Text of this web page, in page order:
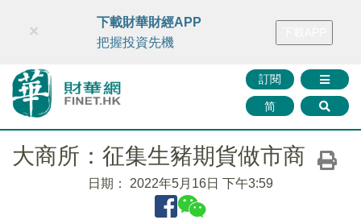
財華智庫網 FINTV FINMETA 財華證券 媒體矩陣
訂閱
简
×
下載財華財經APP
把握投資先機
大商所：征集生豬期貨做市商
日期： 2022年5月16日 下午3:59